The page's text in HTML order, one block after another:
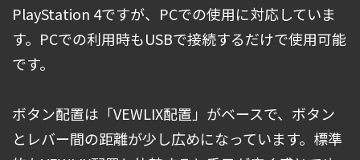
PlayStation 4ですが、PCでの使用に対応していま
す。PCでの利用時もUSBで接続するだけで使用可能
です。
ボタン配置は「VEWLIX配置」がベースで、ボタン
とレバー間の距離が少し広めになっています。標準